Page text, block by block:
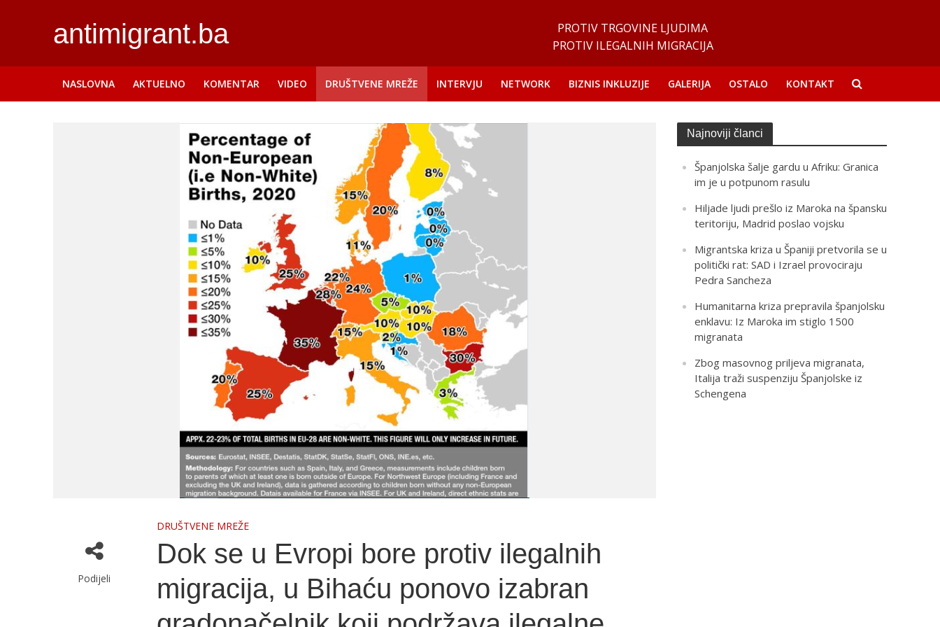
antimigrant.ba
PROTIV TRGOVINE LJUDIMA
PROTIV ILEGALNIH MIGRACIJA
NASLOVNA AKTUELNO KOMENTAR VIDEO DRUŠTVENE MREŽE INTERVJU NETWORK BIZNIS INKLUZIJE GALERIJA OSTALO KONTAKT
Podijeli
DRUŠTVENE MREŽE
Dok se u Evropi bore protiv ilegalnih
migracija, u Bihaću ponovo izabran
Najnoviji članci
Španjolska šalje gardu u Afriku: Granica
im je u potpunom rasulu
Hiljade ljudi prešlo iz Maroka na špansku
teritoriju, Madrid poslao vojsku
Migrantska kriza u Španiji pretvorila se u
politički rat: SAD i Izrael provociraju
Pedra Sancheza
Humanitarna kriza prepravila španjolsku
enklavu: Iz Maroka im stiglo 1500
migranata
Zbog masovnog priljeva migranata,
Italija traži suspenziju Španjolske iz
Schengena